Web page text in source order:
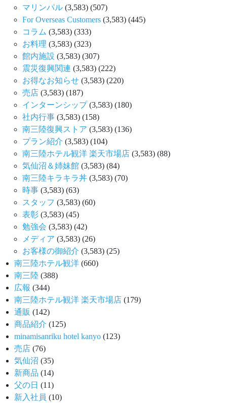
マリンパル (3,583) (507)
For Overseas Customers (3,583) (445)
コラム (3,583) (333)
お料理 (3,583) (323)
館内施設 (3,583) (307)
震災復興関連 (3,583) (222)
お得なお知らせ (3,583) (220)
売店 (3,583) (187)
インターンシップ(3,583) (180)
社内行事 (3,583) (158)
南三陸復興ストア (3,583) (136)
プラン紹介 (3,583) (104)
南三陸ホテル観洋 楽天市場店 (3,583) (88)
気仙沼＆姉妹館 (3,583) (84)
南三陸キラキラ丼 (3,583) (70)
時事 (3,583) (63)
スタッフ (3,583) (60)
表彰 (3,583) (45)
勉強会 (3,583) (42)
メディア (3,583) (26)
お客様の御紹介 (3,583) (25)
南三陸ホテル観洋 (660)
南三陸 (388)
広報 (344)
南三陸ホテル観洋 楽天市場店 (179)
通販 (142)
商品紹介 (125)
minamisanriku hotel kanyo (123)
売店 (76)
気仙沼 (35)
新商品 (14)
父の日 (11)
新入社員 (10)